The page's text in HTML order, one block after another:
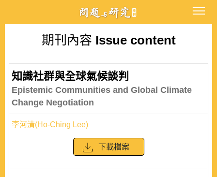
期刊內容 Issue content
知識社群與全球氣候談判
Epistemic Communities and Global Climate
Change Negotiation
李河清(Ho-Ching Lee)
下載檔案